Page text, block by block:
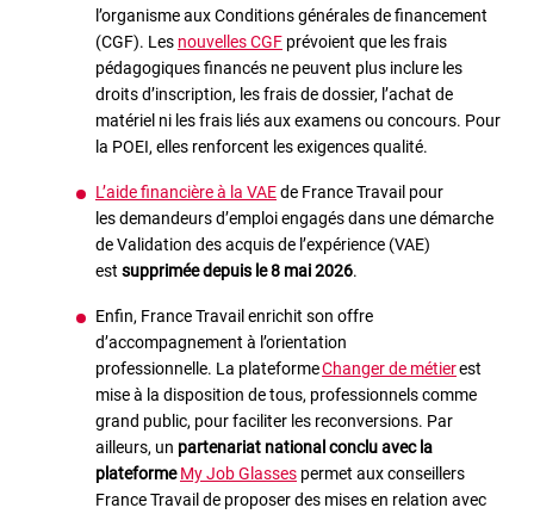
l’organisme aux Conditions générales de financement
(CGF). Les nouvelles CGF prévoient que les frais
pédagogiques financés ne peuvent plus inclure les
droits d’inscription, les frais de dossier, l’achat de
matériel ni les frais liés aux examens ou concours. Pour
la POEI, elles renforcent les exigences qualité.
L’aide financière à la VAEde France Travail pour
les demandeurs d’emploi engagés dans une démarche
de Validation des acquis de l’expérience (VAE)
est supprimée depuis le 8 mai 2026.
Enfin, France Travail enrichit son offre
d’accompagnement à l’orientation
professionnelle. La plateformeChanger de métierest
mise à la disposition de tous, professionnels comme
grand public, pour faciliter les reconversions. Par
ailleurs, un partenariat national conclu avec la
plateforme My Job Glasses permet aux conseillers
France Travail de proposer des mises en relation avec